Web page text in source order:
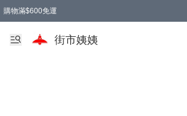
購物滿$600免運
街市姨姨